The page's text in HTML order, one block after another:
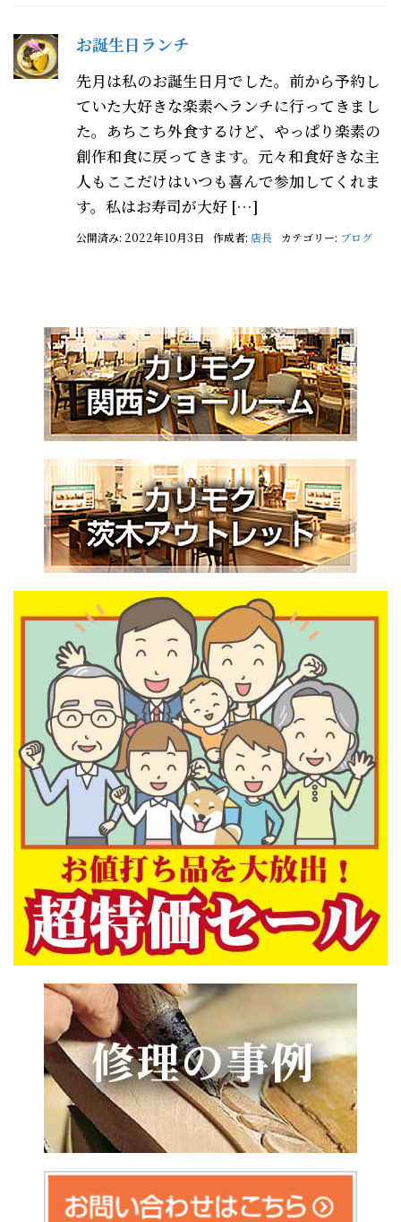
お誕生日ランチ
先月は私のお誕生日月でした。前から予約し
ていた大好きな楽素へランチに行ってきまし
た。あちこち外食するけど、やっぱり楽素の
創作和食に戻ってきます。元々和食好きな主
人もここだけはいつも喜んで参加してくれま
す。私はお寿司が大好 […]
公開済み: 2022年10月3日 作成者: 店長 カテゴリー: ブログ